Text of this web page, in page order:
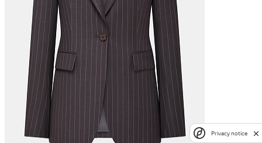
Privacy notice